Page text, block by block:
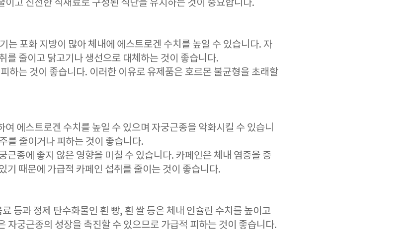
이고 신선한 식재료로 구성된 식단을 유지하는 것이 중요합니다.
는 포화 지방이 많아 체내에 에스트로겐 수치를 높일 수 있습니다. 자
를 줄이고 닭고기나 생선으로 대체하는 것이 좋습니다.
하는 것이 좋습니다. 이러한 이유로 유제품은 호르몬 불균형을 초래할
에스트로겐 수치를 높일 수 있으며 자궁근종을 악화시킬 수 있습니
를 줄이거나 피하는 것이 좋습니다.
근종에 좋지 않은 영향을 미칠 수 있습니다. 카페인은 체내 염증을 증
기 때문에 가급적 카페인 섭취를 줄이는 것이 좋습니다.
등과 정제 탄수화물인 흰 빵, 흰 쌀 등은 체내 인슐린 수치를 높이고
자궁근종의 성장을 촉진할 수 있으므로 가급적 피하는 것이 좋습니다.